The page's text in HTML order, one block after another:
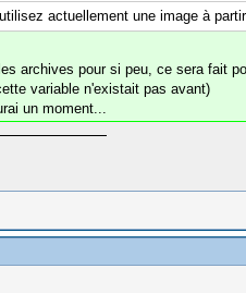
actuellement une image à
archives pour si peu, ce sera fait
variable n'existait pas avant)
un moment...